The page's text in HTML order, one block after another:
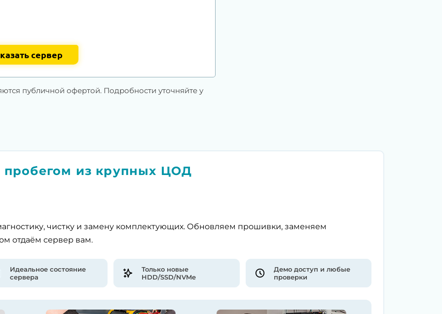
сервер
публичной офертой. Подробности уточняйте у
из крупных ЦОД
чистку и замену комплектующих. Обновляем прошивки, заменяем
отдаём сервер вам.
Идеальное состояние
сервера
Только новые
HDD/SSD/NVMe
Демо доступ и любые
проверки